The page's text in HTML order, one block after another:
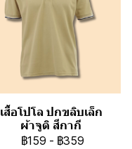
เสื้อโปโล ปกขลิบเล็ก
ผ้าจูติ สีกากี
฿159 - ฿359